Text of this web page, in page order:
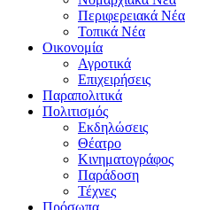
Περιφερειακά Νέα
Τοπικά Νέα
Οικονομία
Αγροτικά
Επιχειρήσεις
Παραπολιτικά
Πολιτισμός
Εκδηλώσεις
Θέατρο
Κινηματογράφος
Παράδοση
Τέχνες
Πρόσωπα